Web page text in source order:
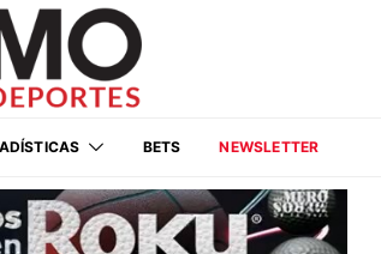
BETS NEWSLETTER